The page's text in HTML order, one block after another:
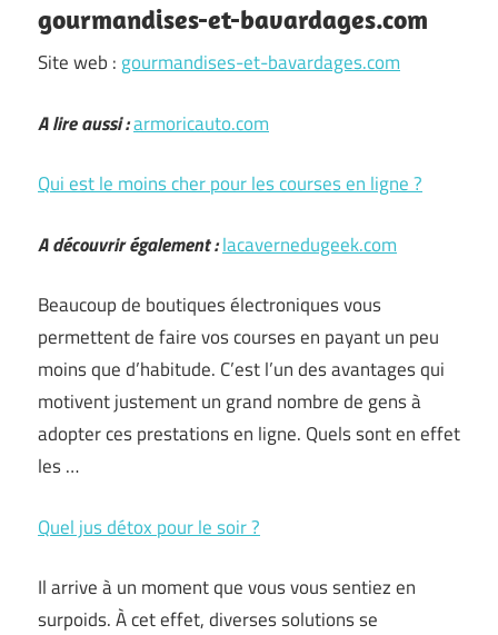
gourmandises-et-bavardages.com
Site web : gourmandises-et-bavardages.com
A lire aussi :armoricauto.com
Qui est le moins cher pour les courses en ligne ?
A découvrir également :lacavernedugeek.com
Beaucoup de boutiques électroniques vous
permettent de faire vos courses en payant un peu
moins que d’habitude. C’est l’un des avantages qui
motivent justement un grand nombre de gens à
adopter ces prestations en ligne. Quels sont en effet
les …
Quel jus détox pour le soir ?
Il arrive à un moment que vous vous sentiez en
surpoids. À cet effet, diverses solutions se